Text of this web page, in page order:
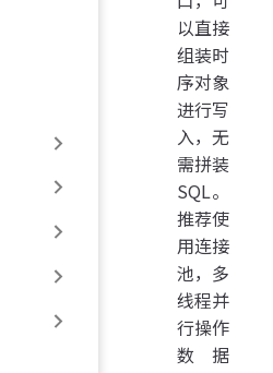
以直接
组装时
序对象
进行写
入，无
需拼装
SQL。
推荐使
用连接
池，多
线程并
行操作
数据